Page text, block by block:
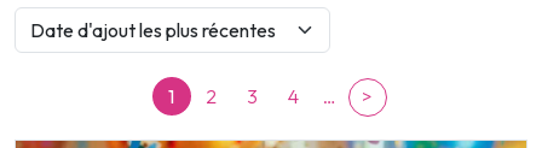
1 2 3 4 … >